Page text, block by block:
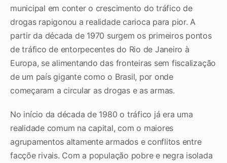
municipal em conter o crescimento do tráfico de
drogas rapigonou a realidade carioca para pior. A
partir da década de 1970 surgem os primeiros pontos
de tráfico de entorpecentes do Rio de Janeiro à
Europa, se alimentando das fronteiras sem fiscalização
de um país gigante como o Brasil, por onde
começaram a circular as drogas e as armas.
No início da década de 1980 o tráfico já era uma
realidade comum na capital, com o maiores
agrupamentos altamente armados e conflitos entre
facçõe rivais. Com a população pobre e negra isolada